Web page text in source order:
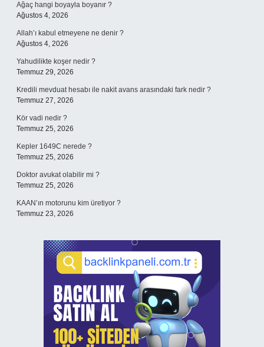
Ağaç hangi boyayla boyanır ?
Ağustos 4, 2026
Allah’ı kabul etmeyene ne denir ?
Ağustos 4, 2026
Yahudilikte koşer nedir ?
Temmuz 29, 2026
Kredili mevduat hesabı ile nakit avans arasındaki fark nedir ?
Temmuz 27, 2026
Kör vadi nedir ?
Temmuz 25, 2026
Kepler 1649C nerede ?
Temmuz 25, 2026
Doktor avukat olabilir mi ?
Temmuz 25, 2026
KAAN’ın motorunu kim üretiyor ?
Temmuz 23, 2026